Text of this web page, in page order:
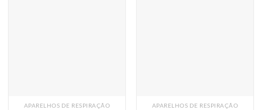
APARELHOS DE RESPIRAÇÃO APARELHOS DE RESPIRAÇÃO